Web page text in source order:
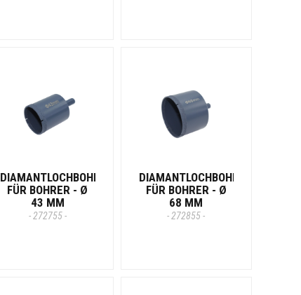
DIAMANTLOCHBOHRER
FÜR BOHRER - Ø
43 MM
- 272755 -
DIAMANTLOCHBOHRER
FÜR BOHRER - Ø
68 MM
- 272855 -